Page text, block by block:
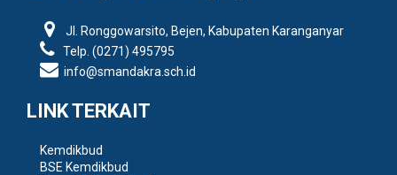
Jl. Ronggowarsito, Bejen, Kabupaten Karanganyar
Telp. (0271) 495795
info@smandakra.sch.id
LINK TERKAIT
Kemdikbud
BSE Kemdikbud